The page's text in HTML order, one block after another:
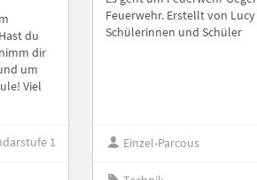
du
dir
um
Viel
1
Feuerwehr. Erstellt von
Schülerinnen und Schüler
Einzel-Parcous